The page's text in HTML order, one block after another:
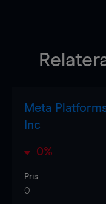
Meta
Inc
0%
Pris
0